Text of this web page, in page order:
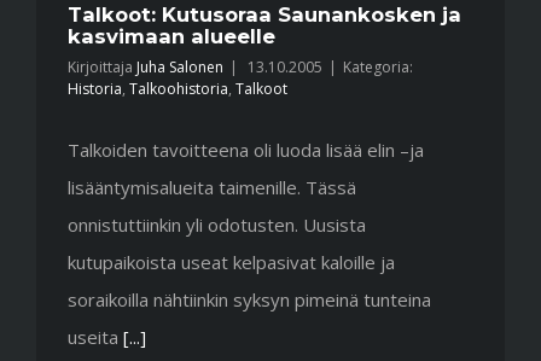
Talkoot: Kutusoraa Saunankosken ja
kasvimaan alueelle
Kirjoittaja Juha Salonen | 13.10.2005 | Kategoria:
Historia, Talkoohistoria, Talkoot
Talkoiden tavoitteena oli luoda lisää elin –ja
lisääntymisalueita taimenille. Tässä
onnistuttiinkin yli odotusten. Uusista
kutupaikoista useat kelpasivat kaloille ja
soraikoilla nähtiinkin syksyn pimeinä tunteina
useita [...]